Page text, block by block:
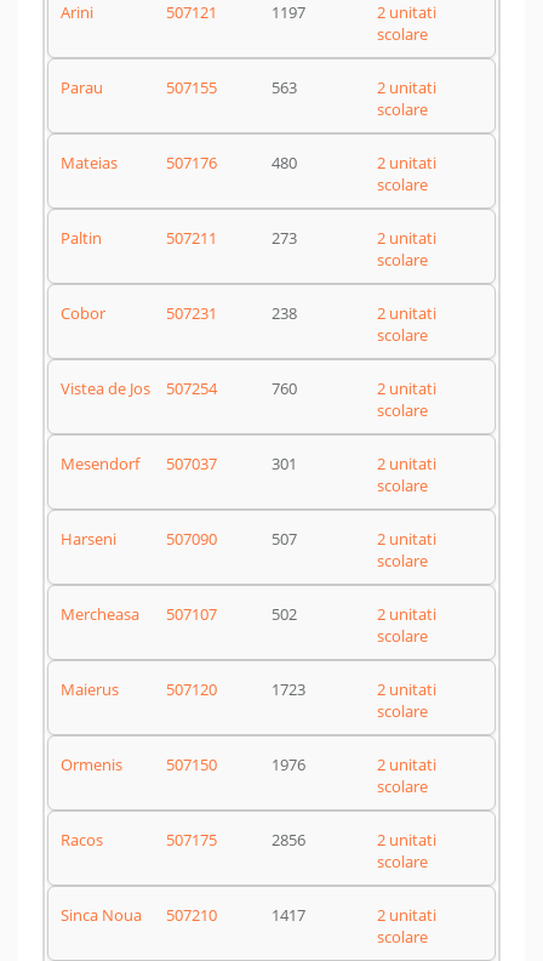
Arini 507121 1197
2 unitati
scolare
Parau 507155 563
2 unitati
scolare
Mateias 507176 480
2 unitati
scolare
Paltin 507211 273
2 unitati
scolare
Cobor 507231 238
2 unitati
scolare
Vistea de Jos 507254 760
2 unitati
scolare
Mesendorf 507037 301
2 unitati
scolare
Harseni 507090 507
2 unitati
scolare
Mercheasa 507107 502
2 unitati
scolare
Maierus 507120 1723
2 unitati
scolare
Ormenis 507150 1976
2 unitati
scolare
Racos 507175 2856
2 unitati
scolare
Sinca Noua 507210 1417
2 unitati
scolare